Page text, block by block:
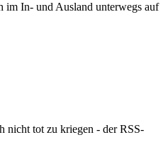
im In- und Ausland unterwegs auf
nicht tot zu kriegen - der RSS-